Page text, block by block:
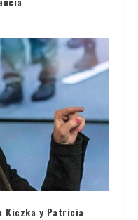
Kiczka y Patricia